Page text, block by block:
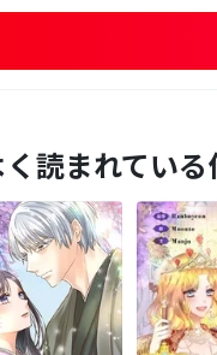
読まれている